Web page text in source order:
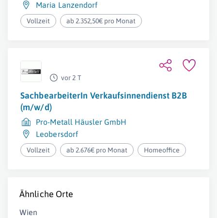
Maria Lanzendorf
Vollzeit ab 2.352,50€ pro Monat
vor 2 T
SachbearbeiterIn Verkaufsinnendienst B2B
(m/w/d)
Pro-Metall Häusler GmbH
Leobersdorf
Vollzeit ab 2.676€ pro Monat Homeoffice
Ähnliche Orte
Wien